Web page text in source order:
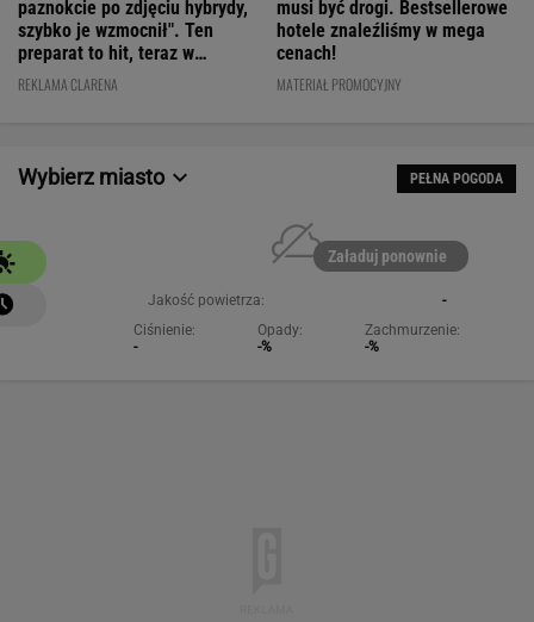
paznokcie po zdjęciu hybrydy,
szybko je wzmocnił". Ten
preparat to hit, teraz w
świetnej cenie
REKLAMA CLARENA
musi być drogi. Bestsellerowe
hotele znaleźliśmy w mega
cenach!
MATERIAŁ PROMOCYJNY
Wybierz miasto PEŁNA POGODA
Załaduj ponownie
Jakość powietrza:
-
Ciśnienie:
-
Opady:
-%
Zachmurzenie:
-%